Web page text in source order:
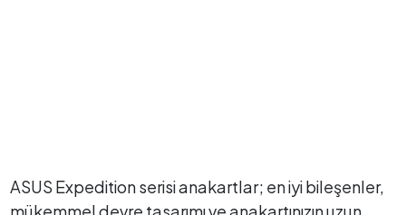
ASUS Expedition serisi anakartlar; en iyi bileşenler,